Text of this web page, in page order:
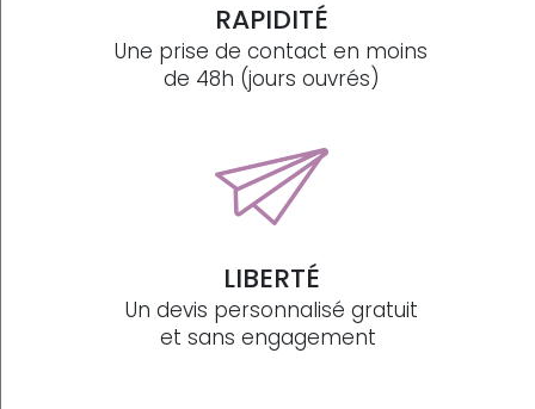
RAPIDITÉ
Une prise de contact en moins
de 48h (jours ouvrés)
LIBERTÉ
Un devis personnalisé gratuit
et sans engagement